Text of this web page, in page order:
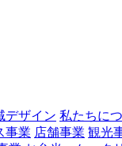
デザイン 私たちに
事業 店舗事業 観光